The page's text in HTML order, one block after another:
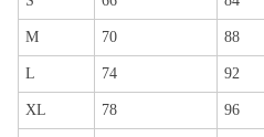
M 70 88
L 74 92
XL 78 96